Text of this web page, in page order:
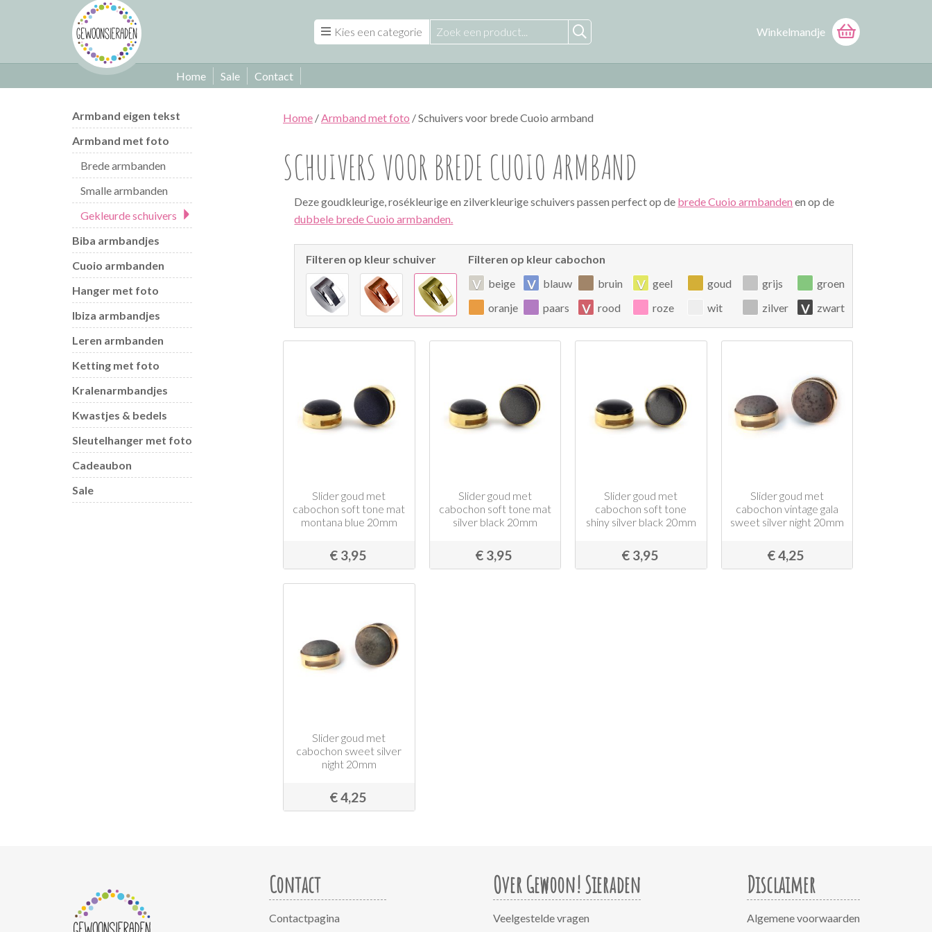
Kies een categorie Winkelmandje
Home Sale Contact
Armband eigen tekst
Armband met foto
Brede armbanden
Smalle armbanden
Gekleurde schuivers
Biba armbandjes
Cuoio armbanden
Hanger met foto
Ibiza armbandjes
Leren armbanden
Ketting met foto
Kralenarmbandjes
Kwastjes & bedels
Sleutelhanger met foto
Cadeaubon
Sale
Home /Armband met foto / Schuivers voor brede Cuoio armband
SCHUIVERS VOOR BREDE CUOIO ARMBAND
Deze goudkleurige, rosékleurige en zilverkleurige schuivers passen perfect op de brede Cuoio armbanden en op de
dubbele brede Cuoio armbanden.
Filteren op kleur schuiver Filteren op kleur cabochon
v beige v blauw bruin v geel goud grijs
groen
oranje
paars v rood roze wit zilver v zwart
Slider goud met
cabochon soft tone mat
montana blue 20mm
€ 3,95
Slider goud met
cabochon soft tone mat
silver black 20mm
€ 3,95
Slider goud met
cabochon soft tone
shiny silver black 20mm
€ 3,95
Slider goud met
cabochon vintage gala
sweet silver night 20mm
€ 4,25
Slider goud met
cabochon sweet silver
night 20mm
€ 4,25
Contact
Contactpagina
Over Gewoon! Sieraden
Veelgestelde vragen
Disclaimer
Algemene voorwaarden